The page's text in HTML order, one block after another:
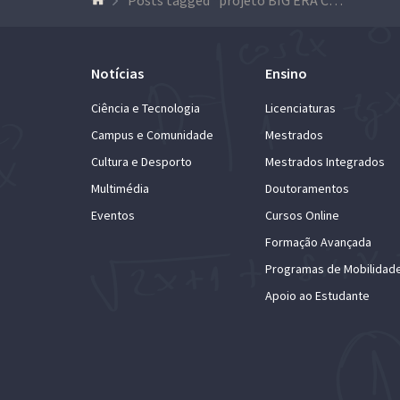
Notícias
Ciência e Tecnologia
Campus e Comunidade
Cultura e Desporto
Multimédia
Eventos
Ensino
Licenciaturas
Mestrados
Mestrados Integrados
Doutoramentos
Cursos Online
Formação Avançada
Programas de
Apoio ao Estudante